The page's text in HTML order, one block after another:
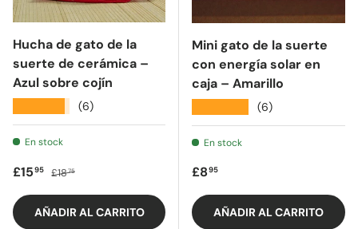
Hucha de gato de la
suerte de cerámica –
Azul sobre cojín
(6)
En stock
Precio de oferta
£1595 Precio regular
£1875
AÑADIR AL CARRITO
Mini gato de la suerte
con energía solar en
caja – Amarillo
(6)
En stock
Precio regular
£895
AÑADIR AL CARRITO